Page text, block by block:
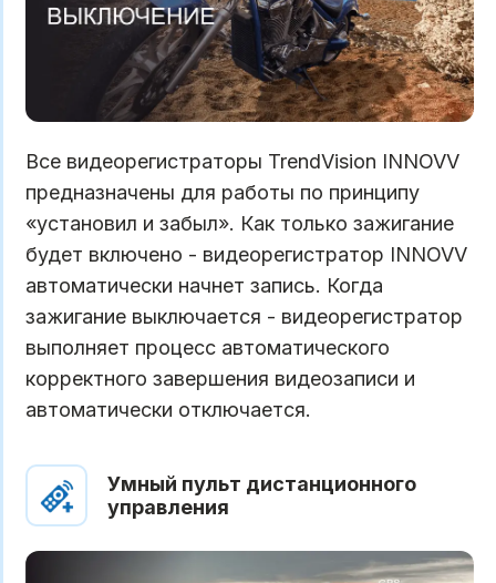
Все видеорегистраторы TrendVision INNOVV
предназначены для работы по принципу
«установил и забыл». Как только зажигание
будет включено - видеорегистратор INNOVV
автоматически начнет запись. Когда
зажигание выключается - видеорегистратор
выполняет процесс автоматического
корректного завершения видеозаписи и
автоматически отключается.
Умный пульт дистанционного
управления